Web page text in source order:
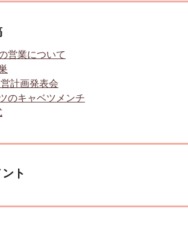
営業について
計画発表会
のキャベツメンチ
ト